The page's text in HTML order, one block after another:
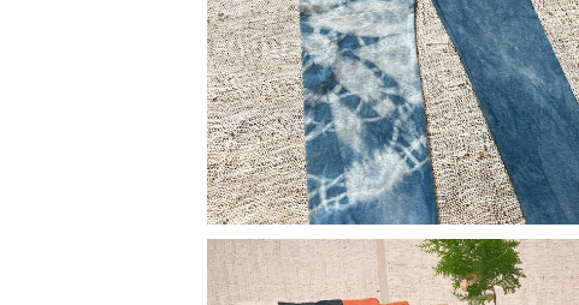
【天然素材・草木染め】Women レギンス ヘ
ンプコットン 水窪藍染
¥11,880